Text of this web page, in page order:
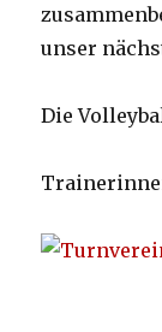
unser
Die